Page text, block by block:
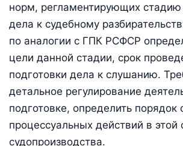
норм, регламентирующих стадию
дела к судебному
по аналогии с ГПК РСФСР
цели данной стадии, срок
подготовки дела к слушанию.
детальное регулирование
подготовке, определить порядок
процессуальных действий в этой
судопроизводства.